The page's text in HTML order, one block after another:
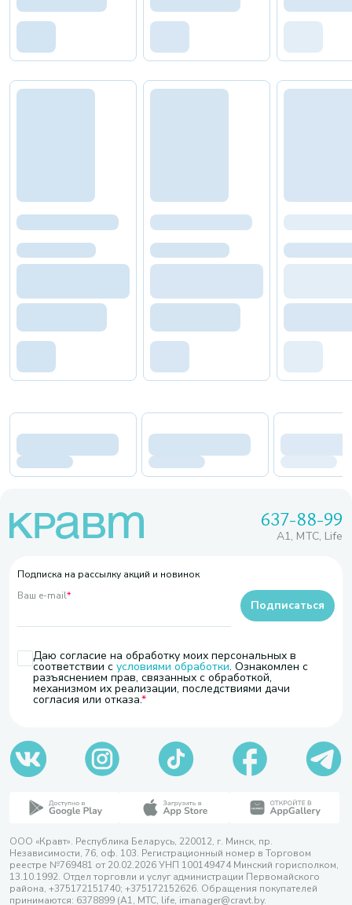
637-88-99
A1, МТС, Life
Подписка на рассылку акций и новинок
Ваш e-mail*
Даю согласие на обработку моих персональных в
соответствии с условиями обработки. Ознакомлен с
разъяснением прав, связанных с обработкой,
механизмом их реализации, последствиями дачи
согласия или отказа.
Подписаться
ООО «Кравт». Республика Беларусь, 220012, г. Минск, пр.
Независимости, 76, оф. 103. Регистрационный номер в Торговом
реестре №769481 от 20.02.2026 УНП 100149474 Минский горисполком,
13.10.1992. Отдел торговли и услуг администрации Первомайского
района, +375172151740; +375172152626. Обращения покупателей
принимаются: 6378899 (А1, МТС, life, imanager@cravt.by.